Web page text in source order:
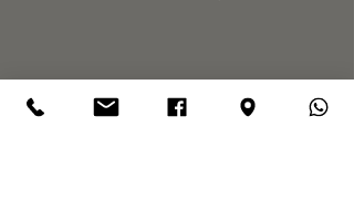
מידע למבקר:
רכישת כרטיסים